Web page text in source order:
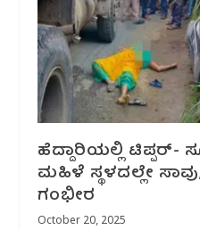
ಹೆದ್ದಾರಿಯಲ್ಲಿ ಟಿಪ್ಪರ್‌-
ಮಹಿಳೆ ಸ್ಥಳದಲ್ಲೇ‌
ಗಂಭೀರ
October 20, 2025